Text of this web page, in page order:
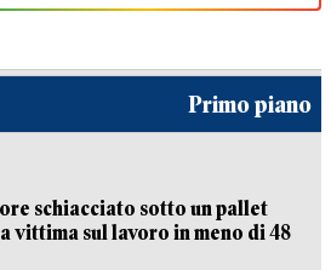
Primo piano
schiacciato sotto un pallet
vittima sul lavoro in meno di 48